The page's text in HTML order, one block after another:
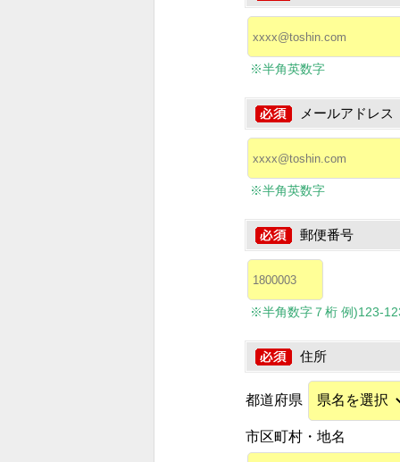
※半角英数字
メールアドレス
※半角英数字
郵便番号
※半角数字７桁 例)123-
住所
都道府県
市区町村・地名